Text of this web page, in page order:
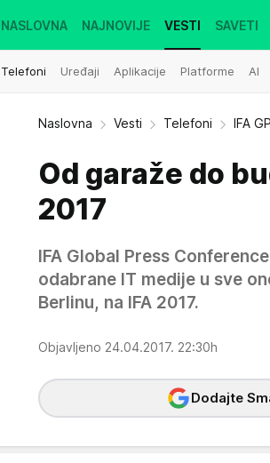
NASLOVNA NAJNOVIJE VESTI
Telefoni Uređaji Aplikacije Platforme AI
SAVETI
Naslovna Vesti Telefoni IFA
Od garaže do
2017
IFA Global Press
odabrane IT medije u sve
Berlinu, na IFA 2017.
Objavljeno 24.04.2017. 22:30h
Dodajte